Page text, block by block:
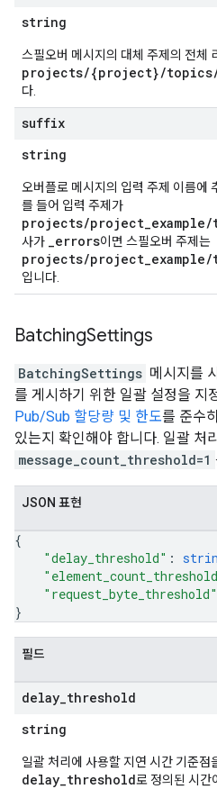
string
스필오버 메시지의 대체 주제의 전체
projects/{project}/
다.
suffix
string
오버플로 메시지의 입력 주제 이름에
를 들어 입력 주제가
projects/
사가 _errors이면 스필오버 주제는
projects/
입니다.
BatchingSettings
BatchingSettings 메시지를
를 게시하기 위한 일괄 설정을 지
Pub/Sub 할당량 및 한도를 준수
있는지 확인해야 합니다. 일괄 처
message_count_threshold=1
JSON 표현
{
"delay_threshold" :
"request_byte_threshold"
}
필드
delay threshold
string
일괄 처리에 사용할 지연 시간 기준점
delay_threshold로 정의된 시간